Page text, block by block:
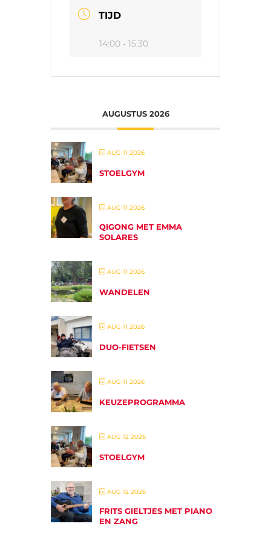
TIJD
14:00 - 15:30
AUGUSTUS 2026
AUG 11 2026
STOELGYM
AUG 11 2026
QIGONG MET EMMA
SOLARES
AUG 11 2026
WANDELEN
AUG 11 2026
DUO-FIETSEN
AUG 11 2026
KEUZEPROGRAMMA
AUG 12 2026
STOELGYM
AUG 12 2026
FRITS GIELTJES MET PIANO
EN ZANG